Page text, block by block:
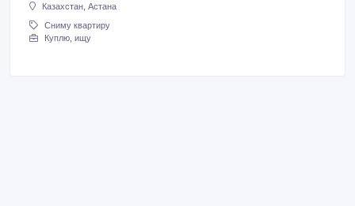
Казахстан, Астана
Сниму квартиру
Куплю, ищу